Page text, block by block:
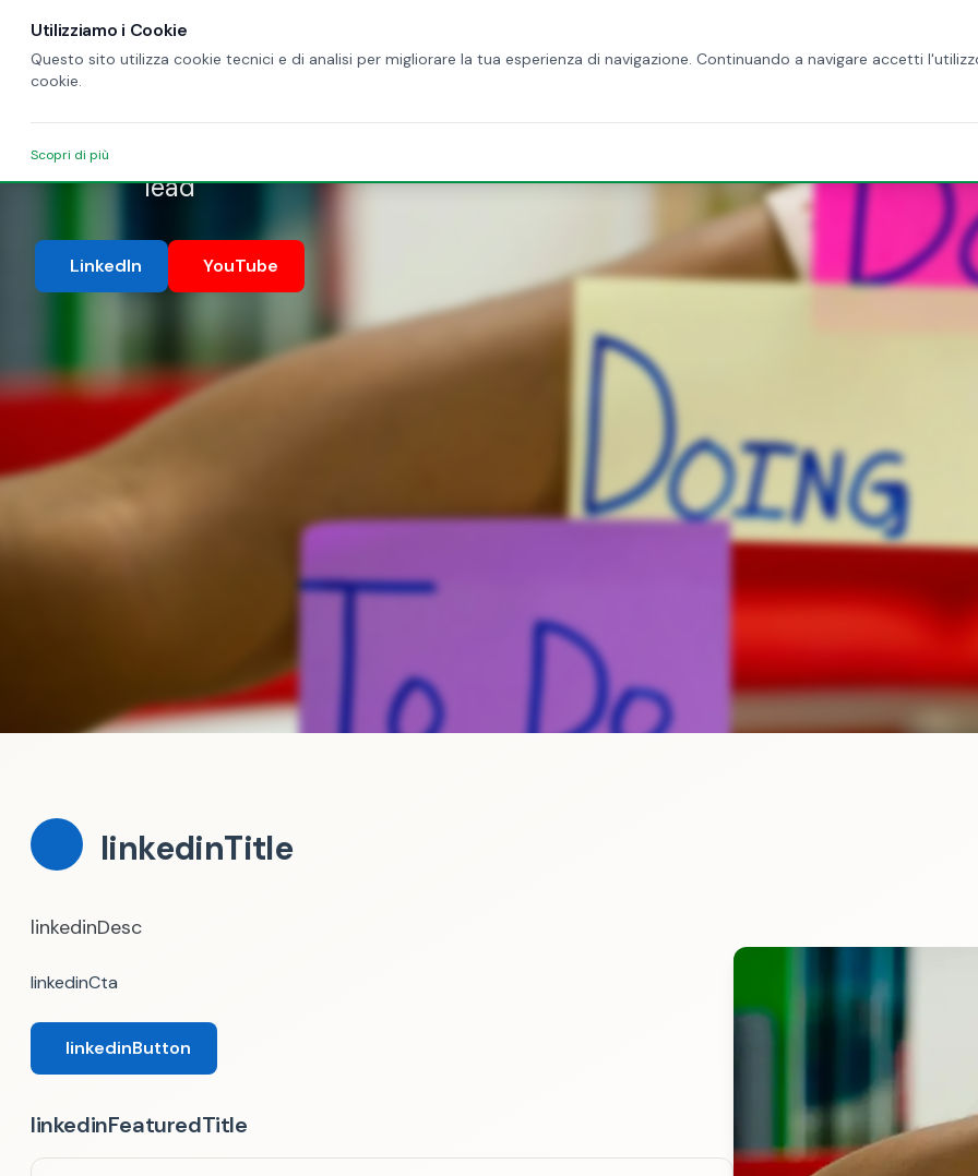
heading
lead
LinkedIn YouTube
linkedinTitle
linkedinDesc
linkedinCta
linkedinButton
linkedinFeaturedTitle
Utilizziamo i Cookie
Questo sito utilizza cookie tecnici e di analisi per migliorare la tua esperienza di navigazione. Continuando a navigare accetti
cookie.
Scopri di più